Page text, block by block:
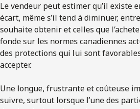
Le vendeur peut estimer qu’il existe
écart, même s’il tend à diminuer,
souhaite obtenir et celles que
fonde sur les normes canadiennes
des protections qui lui sont
accepter.
Une longue, frustrante et coûteuse
suivre, surtout lorsque l’une des